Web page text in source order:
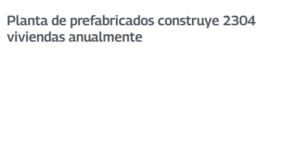
Planta de prefabricados construye 2304
viviendas anualmente